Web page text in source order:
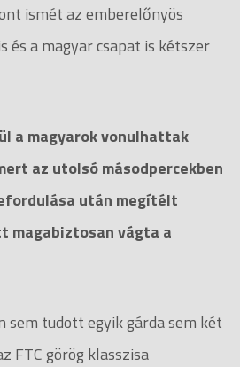
ismét az emberelőnyös
és a magyar csapat is kétszer
a magyarok vonulhattak
az utolsó másodpercekben
után megítélt
vágta a
sem tudott egyik gárda sem két
FTC görög klasszisa